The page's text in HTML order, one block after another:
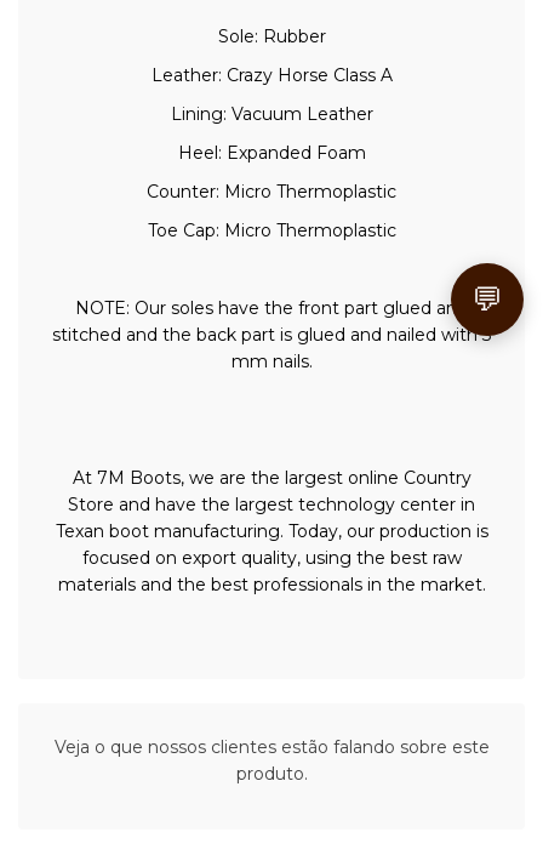
Sole: Rubber
Leather: Crazy Horse Class A
Lining: Vacuum Leather
Heel: Expanded Foam
Counter: Micro Thermoplastic
Toe Cap: Micro Thermoplastic
NOTE: Our soles have the front part glued and
stitched and the back part is glued and nailed with 3
mm nails.
At 7M Boots, we are the largest online Country
Store and have the largest technology center in
Texan boot manufacturing. Today, our production is
focused on export quality, using the best raw
materials and the best professionals in the market.
Veja o que nossos clientes estão falando sobre este
produto.
💬